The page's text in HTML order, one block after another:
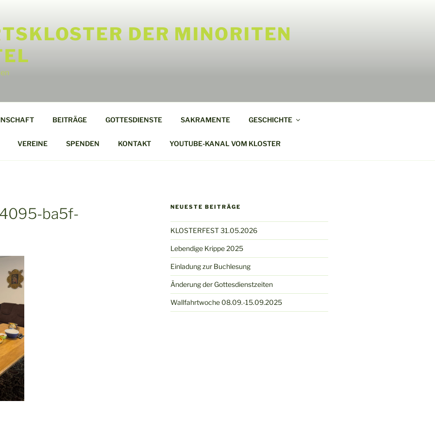
DER MINORITEN
BEITRÄGE GOTTESDIENSTE SAKRAMENTE GESCHICHTE
VEREINE SPENDEN KONTAKT YOUTUBE-KANAL VOM KLOSTER
ba5f-
NEUESTE BEITRÄGE
KLOSTERFEST 31.05.2026
Lebendige Krippe 2025
Einladung zur Buchlesung
Änderung der Gottesdienstzeiten
Wallfahrtwoche 08.09.-15.09.2025